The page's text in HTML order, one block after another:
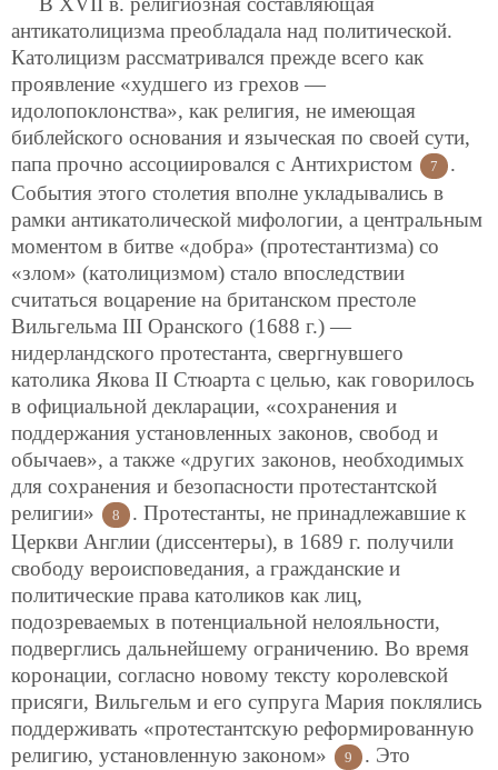
антикатолицизма преобладала над политической.
Католицизм рассматривался прежде всего как
проявление «худшего из грехов —
идолопоклонства», как религия, не имеющая
библейского основания и языческая по своей сути,
папа прочно ассоциировался с Антихристом
7
.
События этого столетия вполне укладывались в
рамки антикатолической мифологии, а центральным
моментом в битве «добра» (протестантизма) со
«злом» (католицизмом) стало впоследствии
считаться воцарение на британском престоле
Вильгельма III Оранского (1688 г.) —
нидерландского протестанта, свергнувшего
католика Якова II Стюарта с целью, как говорилось
в официальной декларации, «сохранения и
поддержания установленных законов, свобод и
обычаев», а также «других законов, необходимых
для сохранения и безопасности протестантской
религии»
8
. Протестанты, не принадлежавшие к
Церкви Англии (диссентеры), в 1689 г. получили
свободу вероисповедания, а гражданские и
политические права католиков как лиц,
подозреваемых в потенциальной нелояльности,
подверглись дальнейшему ограничению. Во время
коронации, согласно новому тексту королевской
присяги, Вильгельм и его супруга Мария поклялись
поддерживать «протестантскую реформированную
религию, установленную законом»
9
. Это